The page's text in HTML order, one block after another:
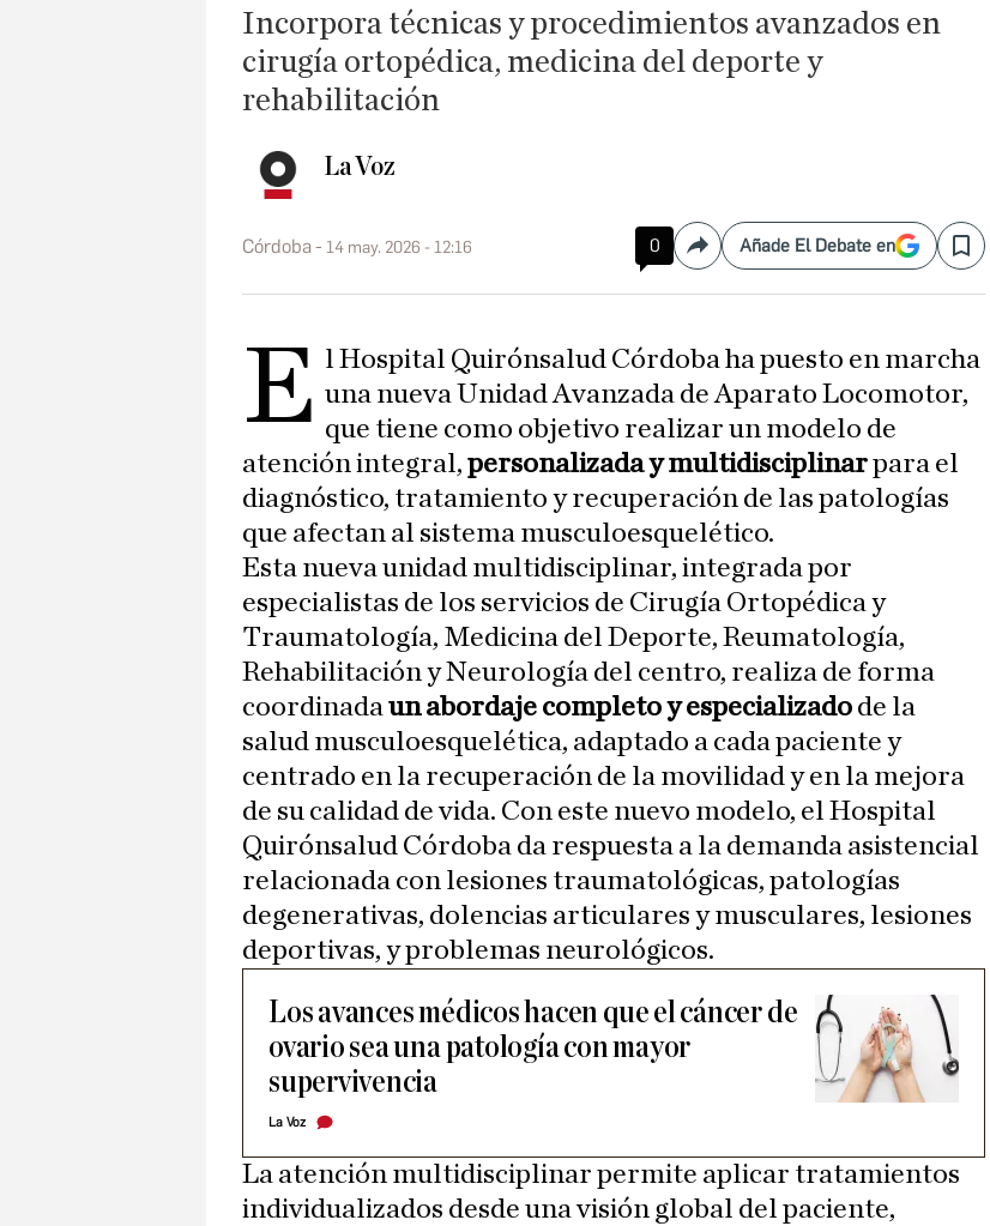
Incorpora técnicas y procedimientos avanzados en
cirugía ortopédica, medicina del deporte y
rehabilitación
La Voz
Córdoba 14 may. 2026 - 12:16 0 CompartirAñade El Debate en Save
E l Hospital Quirónsalud Córdoba ha puesto en marcha
una nueva Unidad Avanzada de Aparato Locomotor,
que tiene como objetivo realizar un modelo de
atención integral, personalizada y multidisciplinarpara el
diagnóstico, tratamiento y recuperación de las patologías
que afectan al sistema musculoesquelético.
Esta nueva unidad multidisciplinar, integrada por
especialistas de los servicios de Cirugía Ortopédica y
Traumatología, Medicina del Deporte, Reumatología,
Rehabilitación y Neurología del centro, realiza de forma
coordinadaun abordaje completo y especializado de la
salud musculoesquelética, adaptado a cada paciente y
centrado en la recuperación de la movilidad y en la mejora
de su calidad de vida. Con este nuevo modelo, el Hospital
Quirónsalud Córdoba da respuesta a la demanda asistencial
relacionada con lesiones traumatológicas, patologías
degenerativas, dolencias articulares y musculares, lesiones
deportivas, y problemas neurológicos.
Los avances médicos hacen que el cáncer de
ovario sea una patología con mayor
supervivencia
La Voz
La atención multidisciplinar permite aplicar tratamientos
individualizados desde una visión global del paciente,